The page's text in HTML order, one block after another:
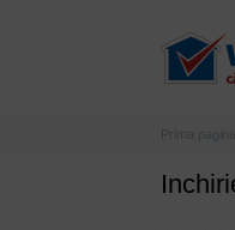
Prima pagina